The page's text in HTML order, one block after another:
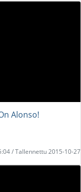
Alonso!
/ Tallennettu 2015-10-27